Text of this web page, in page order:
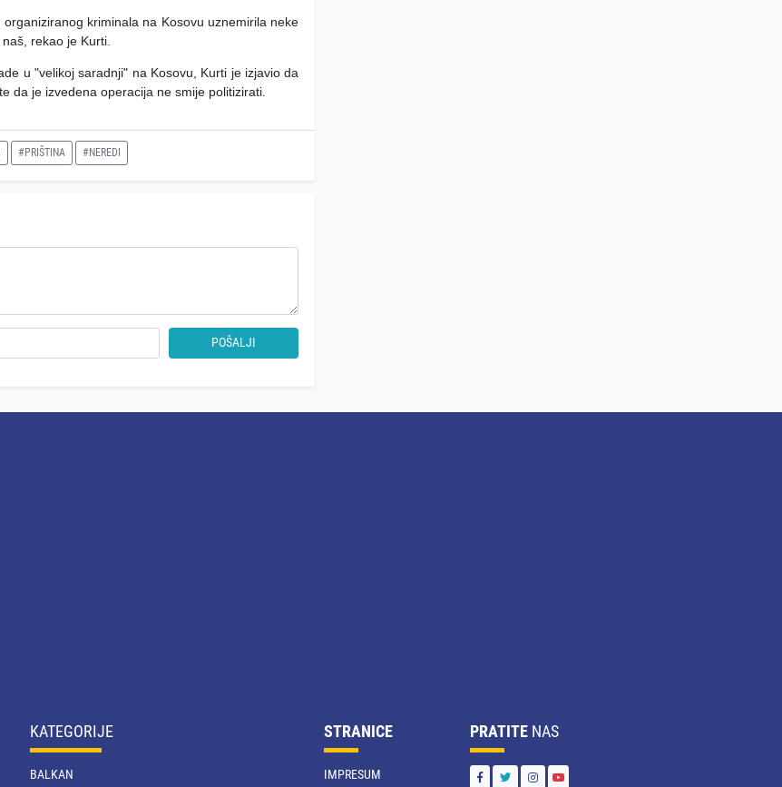
kriminala na Kosovu uznemirila neke
rekao je Kurti.
u "velikoj saradnji" na Kosovu, Kurti je izjavio da
da je izvedena operacija ne smije politizirati.
#PRIŠTINA #NEREDI
POŠALJI
KATEGORIJE
BALKAN
STRANICE
IMPRESUM
PRATITE NAS